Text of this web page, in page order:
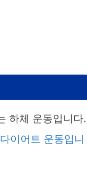
하체 운동입니다.
이어트 운동입니